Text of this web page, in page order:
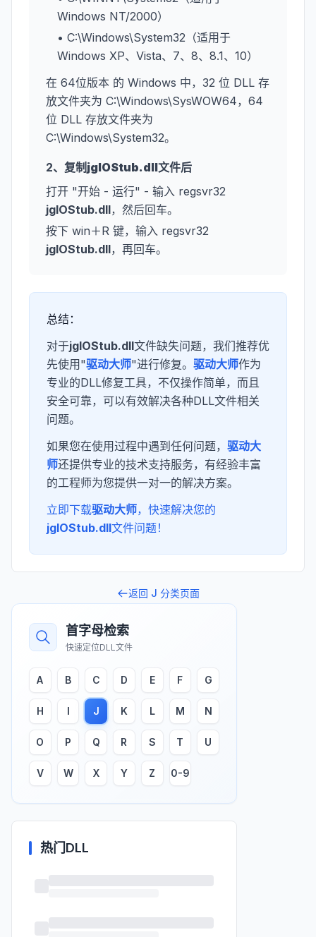
Windows NT/2000）
• C:\Windows\System32（适用于
Windows XP、Vista、7、8、8.1、10）
在 64位版本 的 Windows 中，32 位 DLL 存
放文件夹为 C:\Windows\SysWOW64，64
位 DLL 存放文件夹为
C:\Windows\System32。
2、复制 jgIOStub.dll文件后
打开 "开始 - 运行" - 输入 regsvr32
jgIOStub.dll，然后回车。
按下 win＋R 键，输入 regsvr32
jgIOStub.dll，再回车。
总结：
对于jgIOStub.dll文件缺失问题，我们推荐优
先使用"驱动大师"进行修复。 驱动大师作为
专业的DLL修复工具，不仅操作简单，而且
安全可靠，可以有效解决各种DLL文件相关
问题。
如果您在使用过程中遇到任何问题， 驱动大
师还提供专业的技术支持服务，有经验丰富
的工程师为您提供一对一的解决方案。
立即下载驱动大师，快速解决您的
jgIOStub.dll文件问题！
返回 J 分类页面
首字母检索
快速定位DLL文件
A B C D E F G
H I J K L M N
O P Q R S T U
V W X Y Z 0-9
热门DLL